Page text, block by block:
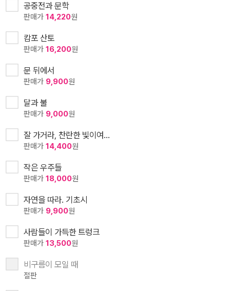
공중전과 문학
판매가 14,220원
캄포 산토
판매가 16,200원
문 뒤에서
판매가 9,900원
달과 불
판매가 9,000원
잘 가거라, 찬란한 빛이여…
판매가 14,400원
작은 우주들
판매가 18,000원
자연을 따라. 기초시
판매가 9,900원
사람들이 가득한 트렁크
판매가 13,500원
비구름이 모일 때
절판